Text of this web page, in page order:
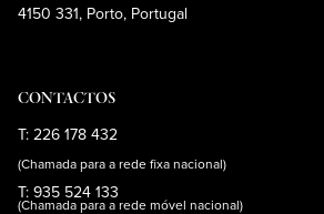
4150 331, Porto, Portugal
CONTACTOS
T: 226 178 432
(Chamada para a rede fixa nacional)
T: 935 524 133
(Chamada para a rede móvel nacional)